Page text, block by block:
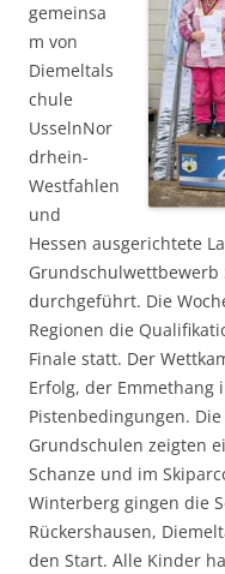
gemeinsa
m von
Diemeltals
chule
UsselnNor
drhein-
Westfahlen
und
Hessen ausgerichtete
Grundschulwettbewerb
durchgeführt. Die
Regionen die
Finale statt. Der
Erfolg, der Emmethang
Pistenbedingungen.
Grundschulen zeigten
Schanze und im
Winterberg gingen die
Rückershausen,
den Start. Alle Kinder